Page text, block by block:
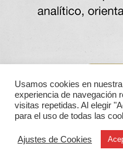
Usamos cookies en
experiencia de navegación
visitas repetidas. Al elegir
para el uso de todas las
Ajustes de Cookies